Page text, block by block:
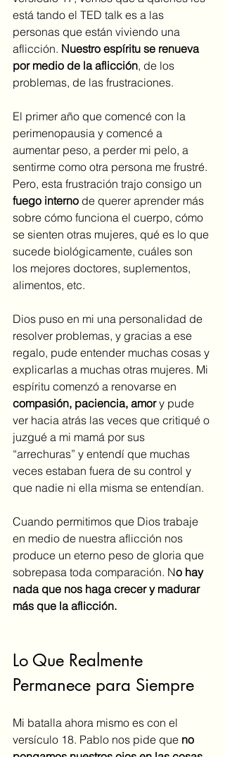
está tando el TED talk es a las
personas que están viviendo una
aflicción. Nuestro espíritu se renueva
por medio de la aflicción, de los
problemas, de las frustraciones.
El primer año que comencé con la
perimenopausia y comencé a
aumentar peso, a perder mi pelo, a
sentirme como otra persona me frustré.
Pero, esta frustración trajo consigo un
fuego interno de querer aprender más
sobre cómo funciona el cuerpo, cómo
se sienten otras mujeres, qué es lo que
sucede biológicamente, cuáles son
los mejores doctores, suplementos,
alimentos, etc.
Dios puso en mi una personalidad de
resolver problemas, y gracias a ese
regalo, pude entender muchas cosas y
explicarlas a muchas otras mujeres. Mi
espíritu comenzó a renovarse en
compasión, paciencia, amor y pude
ver hacia atrás las veces que critiqué o
juzgué a mi mamá por sus
“arrechuras” y entendí que muchas
veces estaban fuera de su control y
que nadie ni ella misma se entendían.
Cuando permitimos que Dios trabaje
en medio de nuestra aflicción nos
produce un eterno peso de gloria que
sobrepasa toda comparación. No hay
nada que nos haga crecer y madurar
más que la aflicción.
Lo Que Realmente
Permanece para Siempre
Mi batalla ahora mismo es con el
versículo 18. Pablo nos pide que no